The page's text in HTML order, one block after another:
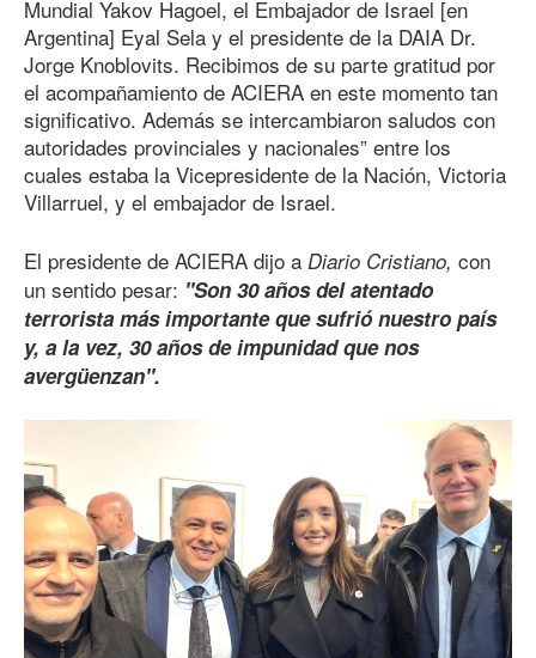
Mundial Yakov Hagoel, el Embajador de Israel [en
Argentina] Eyal Sela y el presidente de la DAIA Dr.
Jorge Knoblovits. Recibimos de su parte gratitud por
el acompañamiento de ACIERA en este momento tan
significativo. Además se intercambiaron saludos con
autoridades provinciales y nacionales” entre los
cuales estaba la Vicepresidente de la Nación, Victoria
Villarruel, y el embajador de Israel.
El presidente de ACIERA dijo a Diario Cristiano, con
un sentido pesar: "Son 30años del atentado
terrorista más importante que sufrió nuestro país
y, a la vez, 30 años de impunidad que nos
avergüenzan".